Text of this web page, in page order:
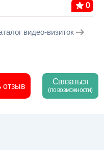
0
видео-визиток
отзыв
Связаться
(по возможности)